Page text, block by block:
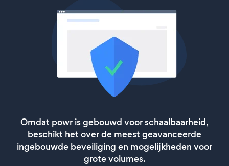
Omdat powr is gebouwd voor schaalbaarheid,
beschikt het over de meest geavanceerde
ingebouwde beveiliging en mogelijkheden voor
grote volumes.